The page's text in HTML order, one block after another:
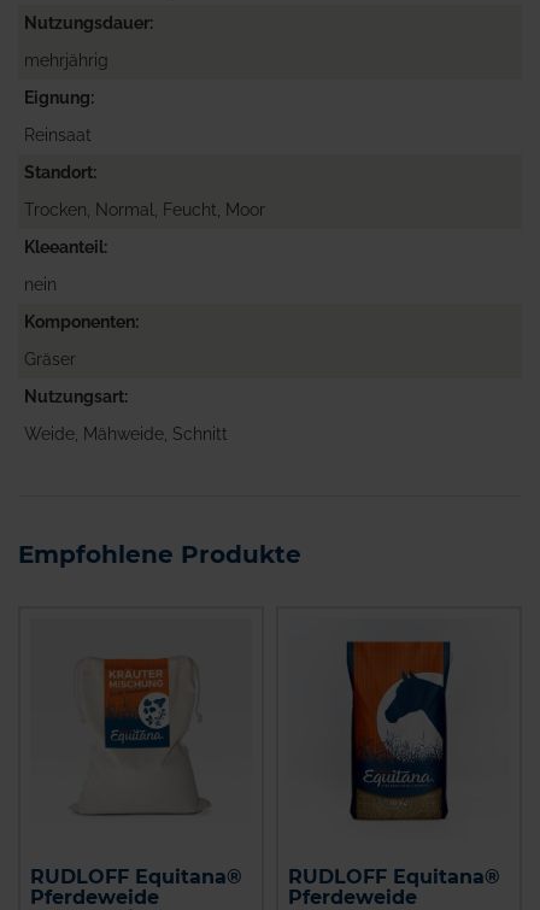
Nutzungsdauer
mehrjährig
Eignung
Reinsaat
Standort
Trocken, Normal, Feucht, Moor
Kleeanteil
nein
Komponenten
Gräser
Nutzungsart
Weide, Mähweide, Schnitt
Empfohlene Produkte
RUDLOFF Equitana®
Pferdeweide
RUDLOFF Equitana®
Pferdeweide